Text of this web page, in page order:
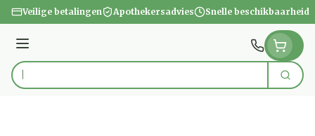
Ga naar de inhoud
Veilige betalingen Apothekersadvies Snelle beschikbaarheid
Menu
Product, merk, categorie... Zoek